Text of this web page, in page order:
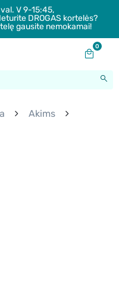
V 9-15:45,
DROGAS kortelės?
gausite nemokamai!
0
Akims